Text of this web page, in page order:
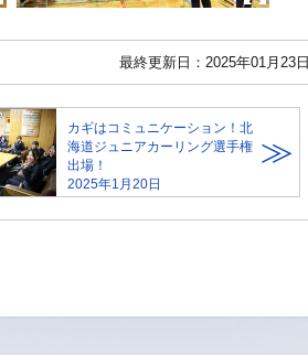
最終更新日：2025年01月23日
カギはコミュニケーション！北
海道ジュニアカーリング選手権
出場！
2025年1月20日